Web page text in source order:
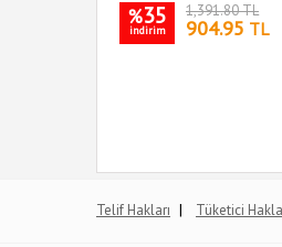
%35
indirim
1,391.80 TL
904.95 TL
Telif Hakları | Tüketici